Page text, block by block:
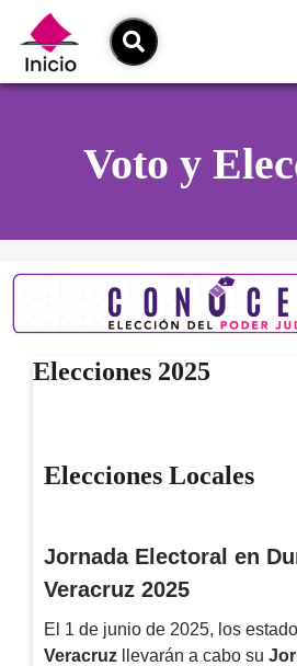
Voto y
Elecciones 2025
Elecciones Locales
Jornada Electoral en
Veracruz 2025
El 1 de junio de 2025, los
Veracruz llevarán a cabo su